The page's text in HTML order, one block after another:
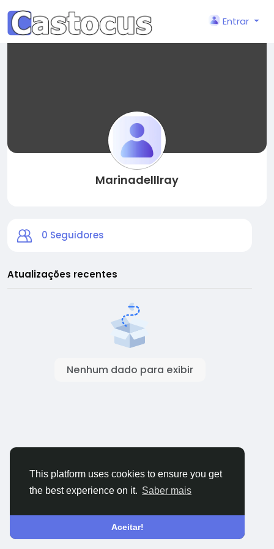
This platform uses cookies to ensure you get
the best experience on it. Saber mais
Aceitar!
Entrar
Marinadelllray
0 Seguidores
Atualizações recentes
Nenhum dado para exibir